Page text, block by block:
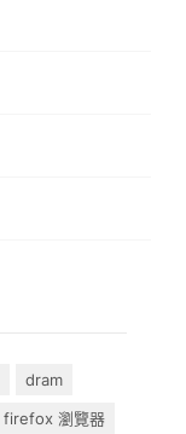
dram
firefox 瀏覽器